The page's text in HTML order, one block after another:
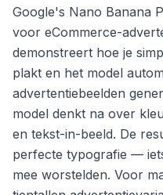
Google's Nano Banana
voor eCommerce-
demonstreert hoe je
plakt en het model
advertentiebeelden
model denkt na over
en tekst-in-beeld. De
perfecte typografie —
mee worstelden. Voor